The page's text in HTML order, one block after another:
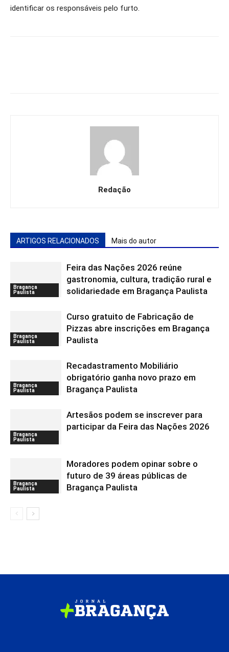
identificar os responsáveis pelo furto.
Redação
ARTIGOS RELACIONADOS Mais do autor
Bragança
Paulista
Feira das Nações 2026 reúne
gastronomia, cultura, tradição rural e
solidariedade em Bragança Paulista
Bragança
Paulista
Curso gratuito de Fabricação de
Pizzas abre inscrições em Bragança
Paulista
Bragança
Paulista
Recadastramento Mobiliário
obrigatório ganha novo prazo em
Bragança Paulista
Bragança
Paulista
Artesãos podem se inscrever para
participar da Feira das Nações 2026
Bragança
Paulista
Moradores podem opinar sobre o
futuro de 39 áreas públicas de
Bragança Paulista